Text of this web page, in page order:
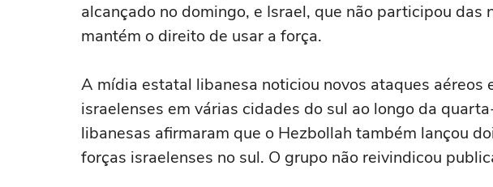
alcançado no domingo, e Israel, que não participou das
mantém o direito de usar a força.
A mídia ⁠estatal libanesa noticiou novos ataques aéreos
israelenses em várias cidades do sul ao longo da
libanesas afirmaram que o Hezbollah também lançou
forças israelenses no sul. ‌O grupo não reivindicou